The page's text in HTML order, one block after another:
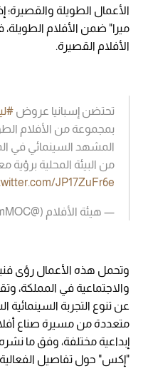
الأعمال الطويلة والقصيرة؛
ميرا" ضمن الأفلام
الأفلام القصيرة.
تحتضن إسبانيا عروض
بمجموعة من الأفلام
المشهد السينمائي في
من البيئة المحلية برؤية
JP17ZuFr6e
— هيئة الأفلام (@FilmMOC)
وتحمل هذه الأعمال رؤى
والاجتماعية في المملكة،
عن تنوع التجربة
متعددة من مسيرة صناع
إبداعية مختلفة، وفق ما
"إكس" حول تفاصيل